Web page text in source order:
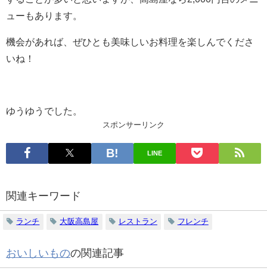
ューもあります。
機会があれば、ぜひとも美味しいお料理を楽しんでくださ
いね！
ゆうゆうでした。
スポンサーリンク
LINE
関連キーワード
ランチ 大阪高島屋 レストラン フレンチ
おいしいものの関連記事